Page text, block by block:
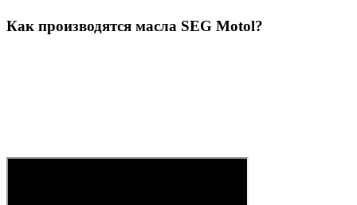
Как производятся масла SEG Motol?